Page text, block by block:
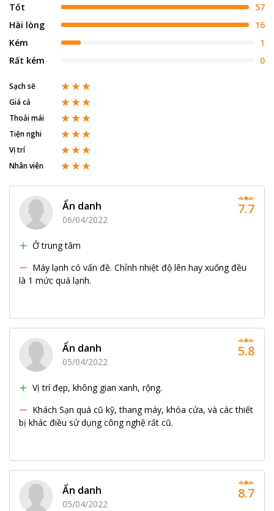
Tốt
57
Hài lòng
16
Kém
1
Rất kém
0
Sạch sẽ
Giá cả
Thoải mái
Tiện nghi
Vị trí
Nhân viên
Ẩn danh
06/04/2022
Ở trung tâm
Máy lạnh có vấn đề. Chỉnh nhiệt độ lên hay xuống đều
là 1 mức quá lạnh.
7.7
Ẩn danh
05/04/2022
Vị trí đẹp, không gian xanh, rộng.
Khách Sạn quá cũ kỹ, thang máy, khóa cửa, và các thiết
bị khác điều sử dụng công nghệ rất cũ.
5.8
Ẩn danh
05/04/2022
8.7